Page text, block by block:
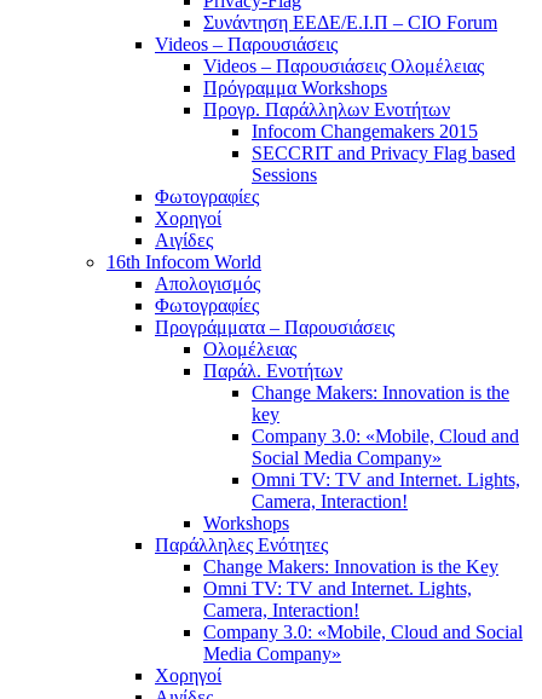
Συνάντηση ΕΕΔΕ/Ε.Ι.Π – CIO Forum
Videos – Παρουσιάσεις
Videos – Παρουσιάσεις Ολομέλειας
Πρόγραμμα Workshops
Προγρ. Παράλληλων Ενοτήτων
Infocom Changemakers 2015
SECCRIT and Privacy Flag based
Sessions
Φωτογραφίες
Χορηγοί
Αιγίδες
16th Infocom World
Απολογισμός
Φωτογραφίες
Προγράμματα – Παρουσιάσεις
Ολομέλειας
Παράλ. Ενοτήτων
Change Makers: Innovation is the
key
Company 3.0: «Mobile, Cloud and
Social Media Company»
Omni TV: TV and Internet. Lights,
Camera, Interaction!
Workshops
Παράλληλες Ενότητες
Change Makers: Innovation is the Key
Omni TV: TV and Internet. Lights,
Camera, Interaction!
Company 3.0: «Mobile, Cloud and Social
Media Company»
Χορηγοί